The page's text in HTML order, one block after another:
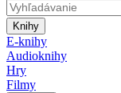
Knihy
E-knihy
Audioknihy
Hry
Filmy